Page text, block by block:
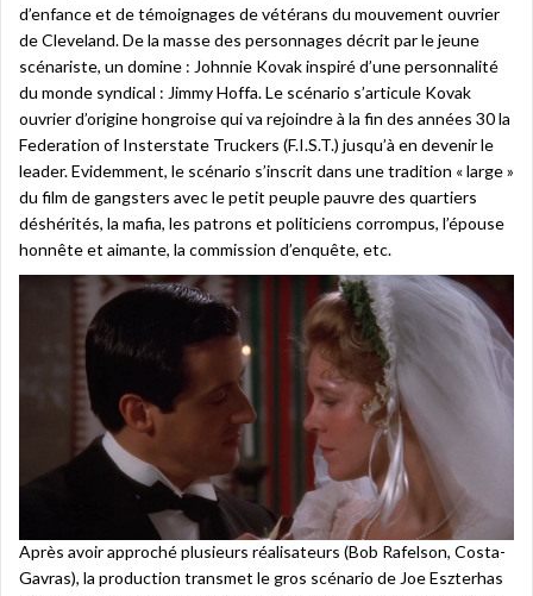
d’enfance et de témoignages de vétérans du mouvement ouvrier
de Cleveland. De la masse des personnages décrit par le jeune
scénariste, un domine : Johnnie Kovak inspiré d’une personnalité
du monde syndical : Jimmy Hoffa. Le scénario s’articule Kovak
ouvrier d’origine hongroise qui va rejoindre à la fin des années 30 la
Federation of Insterstate Truckers (F.I.S.T.) jusqu’à en devenir le
leader. Evidemment, le scénario s’inscrit dans une tradition « large »
du film de gangsters avec le petit peuple pauvre des quartiers
déshérités, la mafia, les patrons et politiciens corrompus, l’épouse
honnête et aimante, la commission d’enquête, etc.
Après avoir approché plusieurs réalisateurs (Bob Rafelson, Costa-
Gavras), la production transmet le gros scénario de Joe Eszterhas